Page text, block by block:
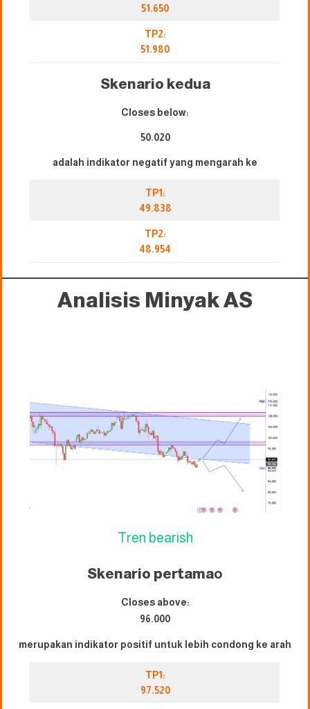
51.650
TP2:
51.980
Skenario kedua
Closes below:
50.020
adalah indikator negatif yang mengarah ke
TP1:
49.838
TP2:
48.954
Analisis Minyak AS
Tren bearish
Skenario pertamao
Closes above:
96.000
merupakan indikator positif untuk lebih condong ke arah
TP1:
97.520